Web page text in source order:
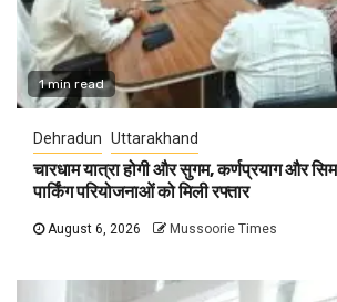
1 min read
Dehradun Uttarakhand
चारधाम यात्रा होगी और सुगम, कर्णप्रयाग और
पार्किंग परियोजनाओं को मिली रफ्तार
August 6, 2026 Mussoorie Times